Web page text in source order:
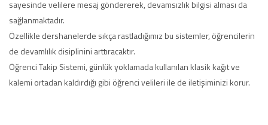
sayesinde velilere mesaj göndererek, devamsızlık bilgisi alması da
sağlanmaktadır.
Özellikle dershanelerde sıkça rastladığımız bu sistemler, öğrencilerin
de devamlılık disiplinini arttıracaktır.
Öğrenci Takip Sistemi, günlük yoklamada kullanılan klasik kağıt ve
kalemi ortadan kaldırdığı gibi öğrenci velileri ile de iletişiminizi korur.